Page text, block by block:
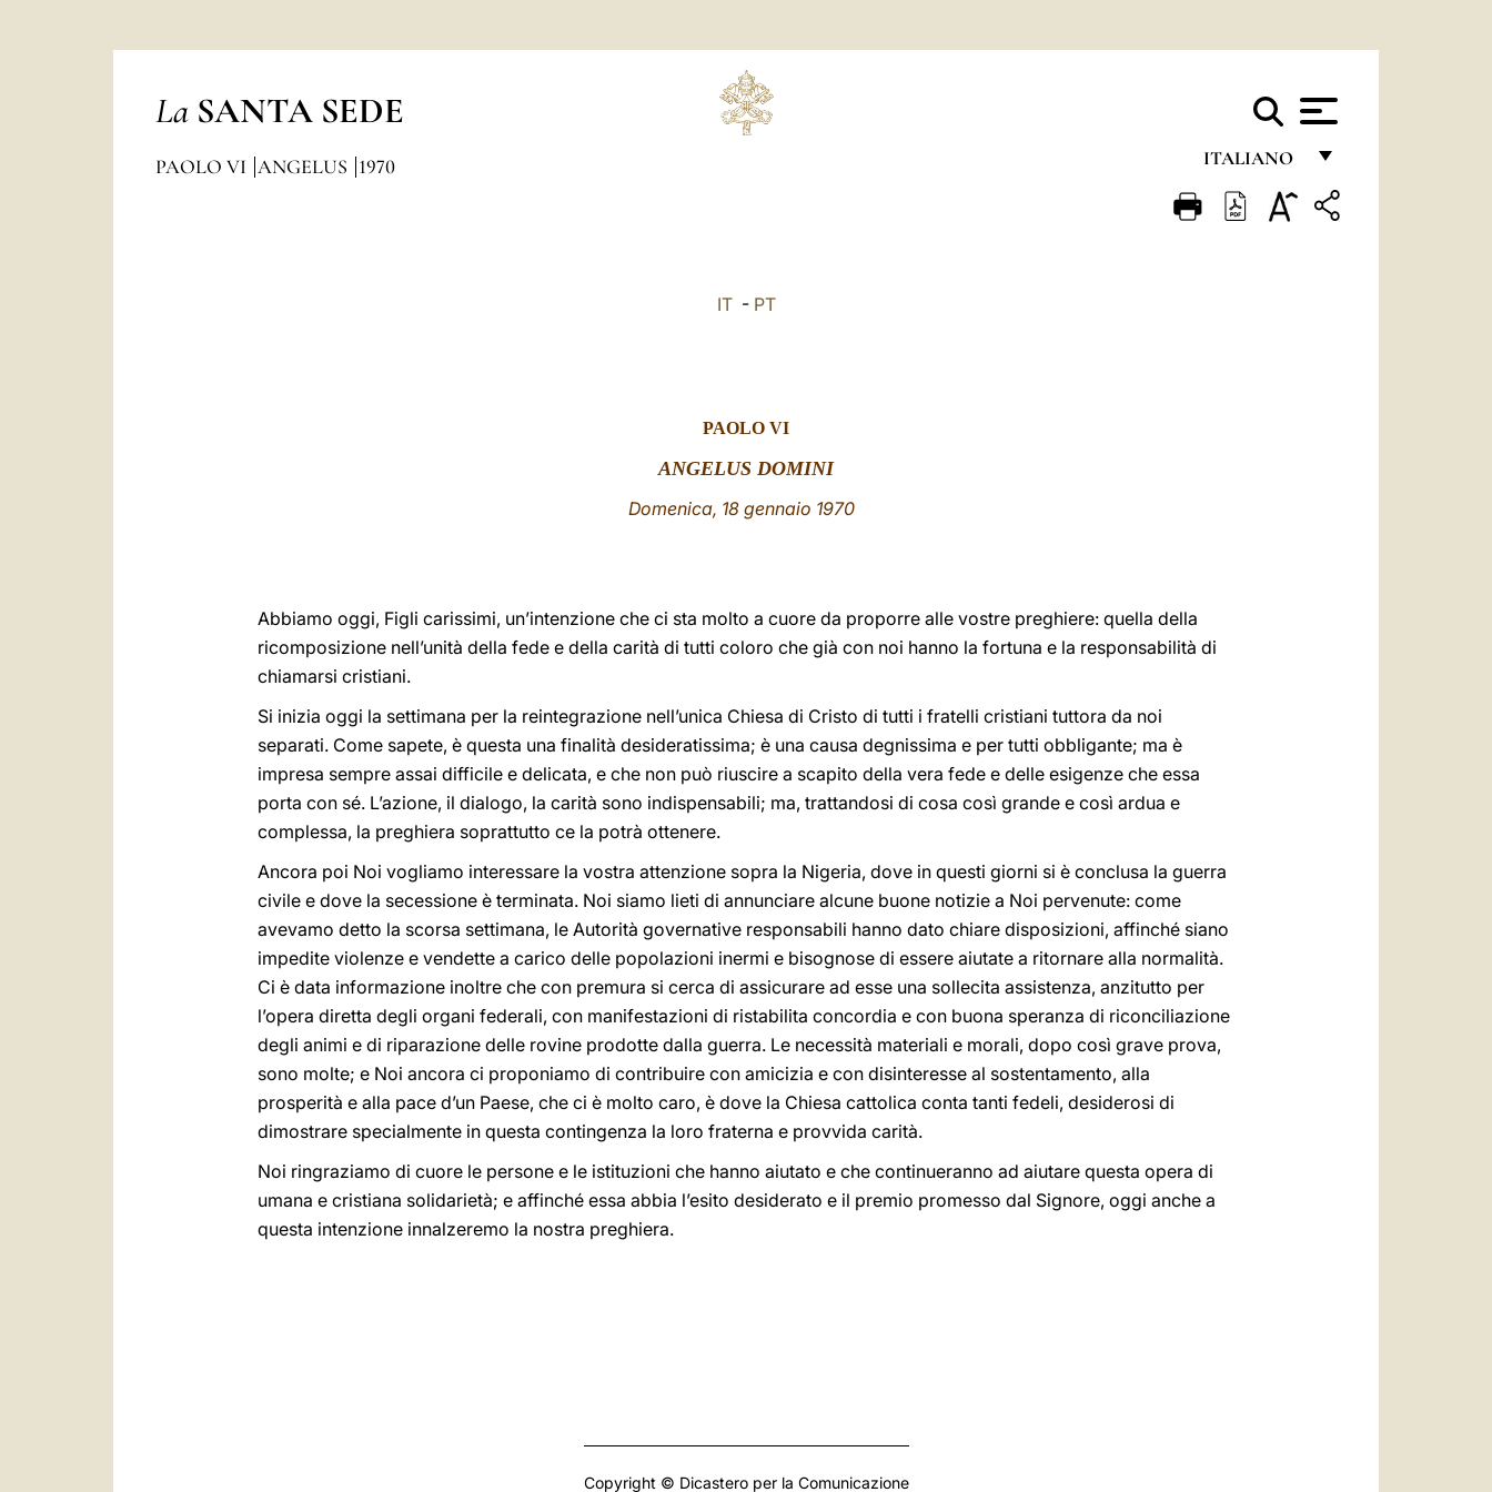
La SANTA SEDE
ITALIANO
FRANÇAIS
PAOLO VI ANGELUS 1970
IT- PT
PAOLO VI
ANGELUS DOMINI
Domenica, 18 gennaio 1970
Abbiamo oggi, Figli carissimi, un’intenzione che ci sta molto a cuore da proporre alle vostre preghiere: quella della
ricomposizione nell’unità della fede e della carità di tutti coloro che già con noi hanno la fortuna e la responsabilità di
chiamarsi cristiani.
Si inizia oggi la settimana per la reintegrazione nell’unica Chiesa di Cristo di tutti i fratelli cristiani tuttora da noi
separati. Come sapete, è questa una finalità desideratissima; è una causa degnissima e per tutti obbligante; ma è
impresa sempre assai difficile e delicata, e che non può riuscire a scapito della vera fede e delle esigenze che essa
porta con sé. L’azione, il dialogo, la carità sono indispensabili; ma, trattandosi di cosa così grande e così ardua e
complessa, la preghiera soprattutto ce la potrà ottenere.
Ancora poi Noi vogliamo interessare la vostra attenzione sopra la Nigeria, dove in questi giorni si è conclusa la guerra
civile e dove la secessione è terminata. Noi siamo lieti di annunciare alcune buone notizie a Noi pervenute: come
avevamo detto la scorsa settimana, le Autorità governative responsabili hanno dato chiare disposizioni, affinché siano
impedite violenze e vendette a carico delle popolazioni inermi e bisognose di essere aiutate a ritornare alla normalità.
Ci è data informazione inoltre che con premura si cerca di assicurare ad esse una sollecita assistenza, anzitutto per
l’opera diretta degli organi federali, con manifestazioni di ristabilita concordia e con buona speranza di riconciliazione
degli animi e di riparazione delle rovine prodotte dalla guerra. Le necessità materiali e morali, dopo così grave prova,
sono molte; e Noi ancora ci proponiamo di contribuire con amicizia e con disinteresse al sostentamento, alla
prosperità e alla pace d’un Paese, che ci è molto caro, è dove la Chiesa cattolica conta tanti fedeli, desiderosi di
dimostrare specialmente in questa contingenza la loro fraterna e provvida carità.
Noi ringraziamo di cuore le persone e le istituzioni che hanno aiutato e che continueranno ad aiutare questa opera di
umana e cristiana solidarietà; e affinché essa abbia l’esito desiderato e il premio promesso dal Signore, oggi anche a
questa intenzione innalzeremo la nostra preghiera.
Copyright © Dicastero per la Comunicazione